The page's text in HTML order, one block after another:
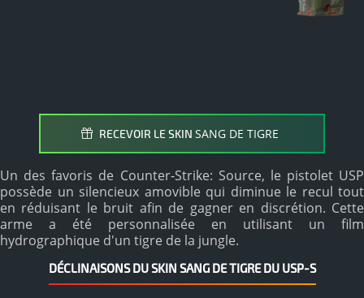
RECEVOIR LE SKIN SANG DE TIGRE
Un des favoris de Counter-Strike: Source, le pistolet USP
possède un silencieux amovible qui diminue le recul tout
en réduisant le bruit afin de gagner en discrétion. Cette
arme a été personnalisée en utilisant un film
hydrographique d'un tigre de la jungle.
DÉCLINAISONS DU SKIN SANG DE TIGRE DU USP-S